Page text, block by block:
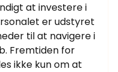
at investere i
er udstyret
til at navigere i
Fremtiden for
ikke kun om at